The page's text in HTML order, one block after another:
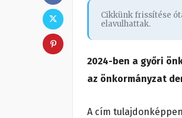
Cikkünk frissítése
elavulhattak.
2024-ben a győri
az önkormányzat
A cím